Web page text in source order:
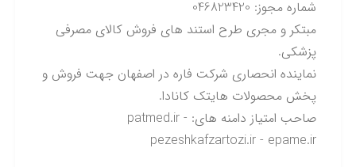
شماره مجوز: 046823420
مبتکر و مجری طرح استند های فروش کالای مصرفی
پزشکی.
نماینده انحصاری شرکت فاره در اصفهان جهت فروش و
پخش محصولات هایتک کانادا.
صاحب امتیاز دامنه های: patmed.ir -
pezeshkafzartozi.ir - epame.ir